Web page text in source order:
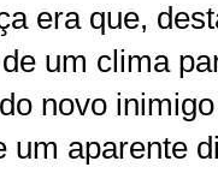
era que,
um clima
novo
um aparente